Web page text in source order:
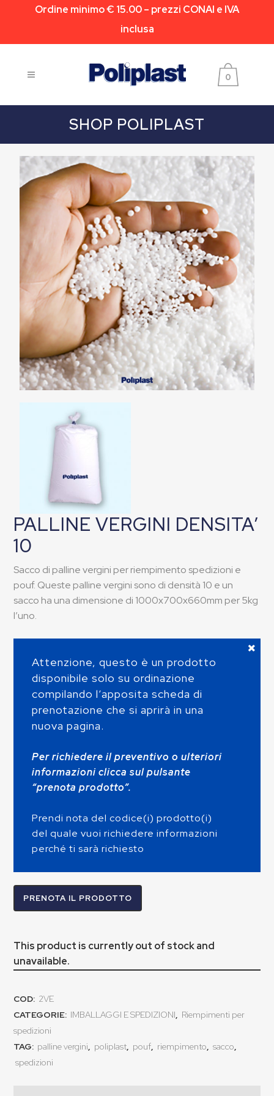
Ordine minimo € 15.00 – prezzi CONAI e IVA
inclusa
0
SHOP POLIPLAST
PALLINE VERGINI DENSITA’
10
Sacco di palline vergini per riempimento spedizioni e
pouf. Queste palline vergini sono di densità 10 e un
sacco ha una dimensione di 1000x700x660mm per 5kg
l’uno.
Attenzione, questo è un prodotto
disponibile solo su ordinazione
compilando l’apposita scheda di
prenotazione che si aprirà in una
nuova pagina.
Per richiedere il preventivo o ulteriori
informazioni clicca sul pulsante
“prenota prodotto”.
Prendi nota del codice(i) prodotto(i)
del quale vuoi richiedere informazioni
perché ti sarà richiesto
PRENOTA IL PRODOTTO
This product is currently out of stock and
unavailable.
COD: 2VE
CATEGORIE: IMBALLAGGI E SPEDIZIONI, Riempimenti per
spedizioni
TAG: palline vergini, poliplast, pouf, riempimento, sacco,
spedizioni